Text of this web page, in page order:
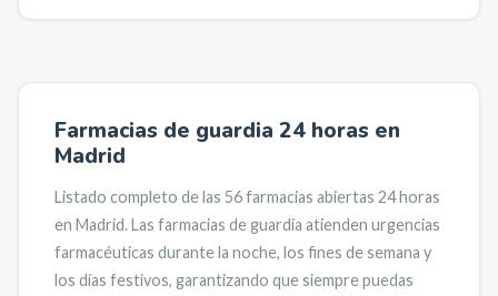
Farmacias de guardia 24 horas en
Madrid
Listado completo de las 56farmacias abiertas 24 horas
en Madrid. Las farmacias de guardia atienden urgencias
farmacéuticas durante la noche, los fines de semana y
los días festivos, garantizando que siempre puedas